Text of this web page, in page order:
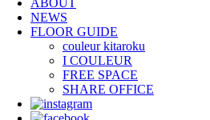
NEWS
FLOOR GUIDE
couleur kitaroku
I COULEUR
FREE SPACE
SHARE OFFICE